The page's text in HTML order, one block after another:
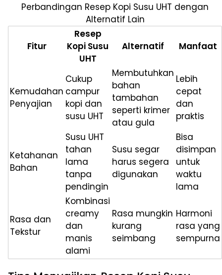
Perbandingan Resep Kopi Susu UHT dengan
Alternatif Lain
Fitur
Resep
Kopi Susu
UHT
Alternatif Manfaat
Kemudahan
Penyajian
Cukup
campur
kopi dan
susu UHT
Membutuhkan
bahan
tambahan
seperti krimer
atau gula
Lebih
cepat
dan
praktis
Ketahanan
Bahan
Susu UHT
tahan
lama
tanpa
pendingin
Susu segar
harus segera
digunakan
Bisa
disimpan
untuk
waktu
lama
Rasa dan
Tekstur
Kombinasi
creamy
dan
manis
alami
Rasa mungkin
kurang
seimbang
Harmoni
rasa yang
sempurna